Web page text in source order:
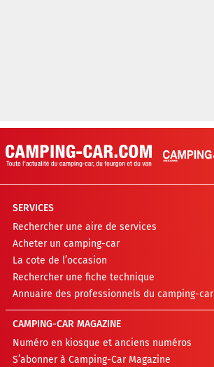
SERVICES
Rechercher une aire de services
Acheter un camping-car
La cote de l’occasion
Rechercher une fiche technique
Annuaire des professionnels du camping-car
CAMPING-CAR MAGAZINE
Numéro en kiosque et anciens numéros
S’abonner à Camping-Car Magazine